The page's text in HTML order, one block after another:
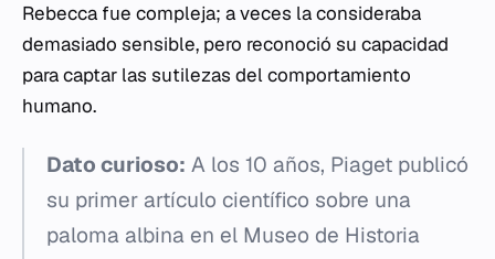
Rebecca fue compleja; a veces la consideraba
demasiado sensible, pero reconoció su capacidad
para captar las sutilezas del comportamiento
humano.
Dato curioso: A los 10 años, Piaget publicó
su primer artículo científico sobre una
paloma albina en el Museo de Historia